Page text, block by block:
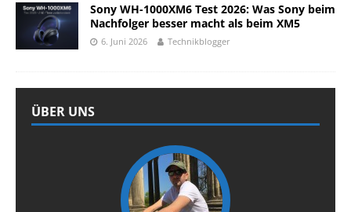
Sony WH-1000XM6 Test 2026: Was Sony beim
Nachfolger besser macht als beim XM5
6. Juni 2026 Technikblogger
ÜBER UNS